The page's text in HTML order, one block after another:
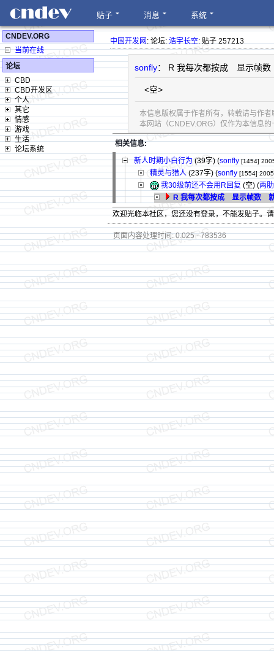
贴子 消息 系统
CNDEV.ORG
当前在线
论坛
CBD
CBD开发区
个人
其它
情感
游戏
生活
论坛系统
中国开发网: 论坛:浩宇长空: 贴子 257213
sonfly： R 我每次都按成 显示帧
<空>
本信息版权属于作者所有，转载请与作
本网站（CNDEV.ORG）仅作为本信息
相关信息:
新人时期小白行为 (39字)(sonfly [1454]
精灵与猎人 (237字)(sonfly [1554]
我30级前还不会用R回复 (空) (两
R 我每次都按成 显示帧数
欢迎光临本社区，您还没有登录，不能发贴子。
页面内容处理时间: 0.025 - 783536